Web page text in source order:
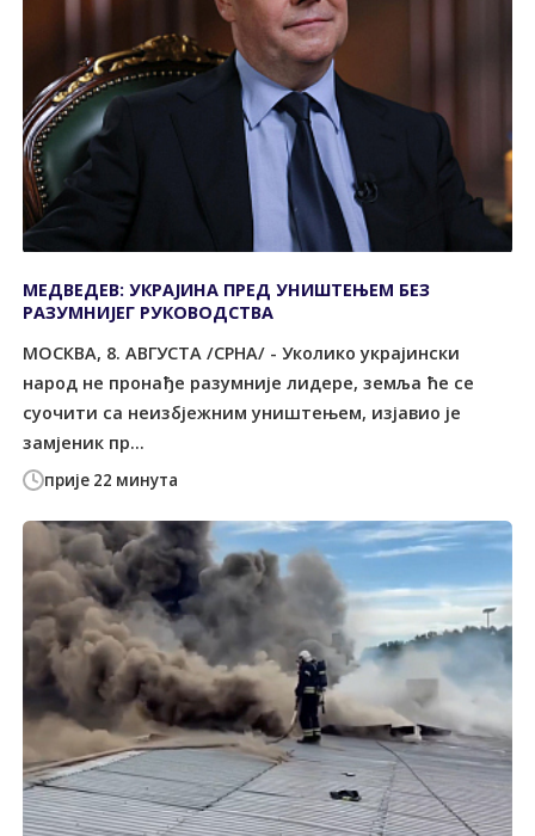
прије 22 минута
МЕДВЕДЕВ: УКРАЈИНА ПРЕД УНИШТЕЊЕМ БЕЗ
РАЗУМНИЈЕГ РУКОВОДСТВА
МОСКВА, 8. АВГУСТА /СРНА/ - Уколико украјински
народ не пронађе разумније лидере, земља ће се
суочити са неизбјежним уништењем, изјавио је
замјеник пр...